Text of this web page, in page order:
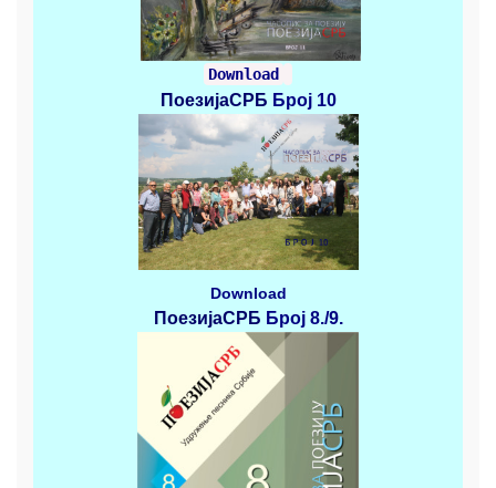
Download
ПоезијаСРБ Број 10
Download
ПоезијаСРБ Број 8./9.